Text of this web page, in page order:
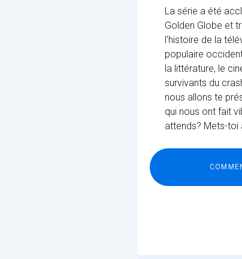
La série a été
Golden Globe et
l'histoire de la
populaire
la littérature, le
survivants du
nous allons te
qui nous ont fait
attends? Mets-toi